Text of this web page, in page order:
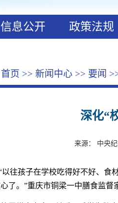
信息公开 政策法规
首页 >> 新闻中心 >> 要闻
深化“
来源： 中央
以往孩子在学校吃得好不好、食
了。”重庆市铜梁一中膳食监督